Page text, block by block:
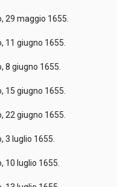
29 maggio 1655.
11 giugno 1655.
8 giugno 1655.
15 giugno 1655.
22 giugno 1655.
3 luglio 1655.
10 luglio 1655.